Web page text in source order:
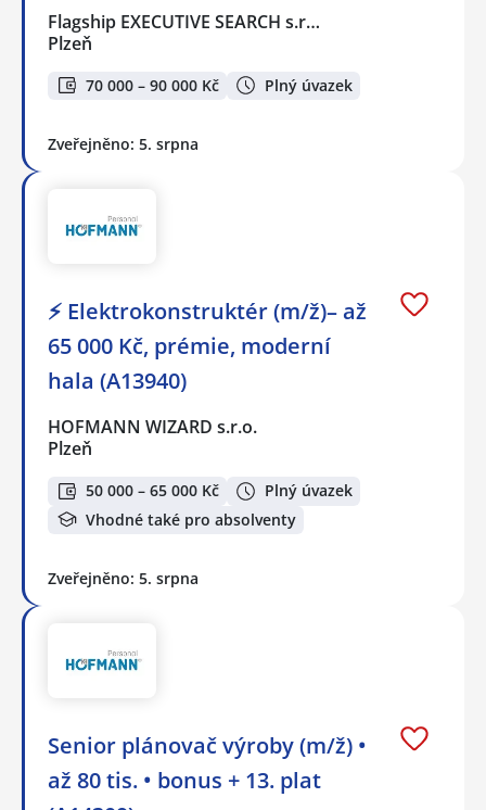
Flagship EXECUTIVE SEARCH s.r…
Plzeň
70 000 – 90 000 Kč Plný úvazek
Zveřejněno: 5. srpna
⚡ Elektrokonstruktér (m/ž)– až
65 000 Kč, prémie, moderní
hala (A13940)
HOFMANN WIZARD s.r.o.
Plzeň
50 000 – 65 000 Kč
Plný úvazek
Vhodné také pro absolventy
Zveřejněno: 5. srpna
Senior plánovač výroby (m/ž) •
až 80 tis. • bonus + 13. plat